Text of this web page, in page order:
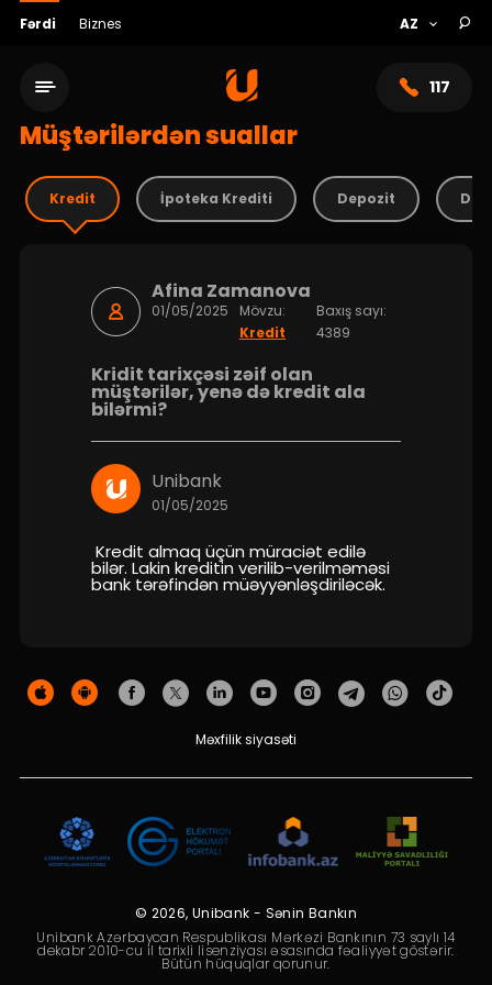
Fərdi Biznes
117
Xidmət şəbəkəsi
Bank haqqında
Dayanıqlılıq
Keşbek
F.A.Q
Müştərilərdən suallar
Kredit İpoteka Krediti Depozit
Afina Zamanova
01/05/2025
Mövzu:
Kredit
Baxış sayı:
4389
Kridit tarixçəsi zəif olan
müştərilər, yenə də kredit ala
bilərmi?
Unibank
01/05/2025
Kredit almaq üçün müraciət edilə
bilər. Lakin kreditin verilib-verilməməsi
bank tərəfindən müəyyənləşdiriləcək.
Məxfilik siyasəti
© 2026, Unibank - Sənin Bankın
Unibank Azərbaycan Respublikası Mərkəzi Bankının 73 saylı 14
dekabr 2010-cu il tarixli lisenziyası əsasında fəaliyyət göstərir.
Bütün hüquqlar qorunur.